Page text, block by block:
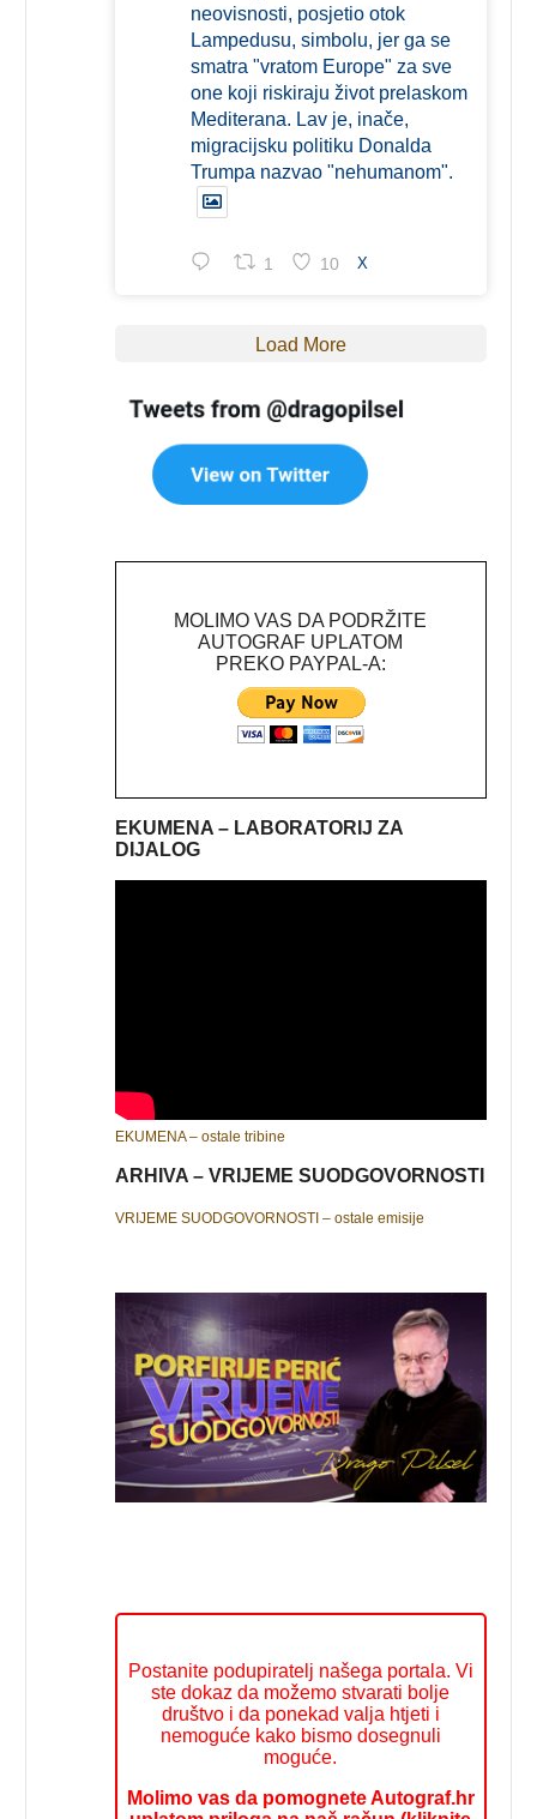
neovisnosti, posjetio otok
Lampedusu, simbolu, jer ga se
smatra "vratom Europe" za sve
one koji riskiraju život prelaskom
Mediterana. Lav je, inače,
migracijsku politiku Donalda
Trumpa nazvao "nehumanom".
1 10 X
Load More
MOLIMO VAS DA PODRŽITE
AUTOGRAF UPLATOM
PREKO PAYPAL-A:
EKUMENA – LABORATORIJ ZA
DIJALOG
EKUMENA – ostale tribine
ARHIVA – VRIJEME SUODGOVORNOSTI
VRIJEME SUODGOVORNOSTI – ostale emisije
Postanite podupiratelj našega portala. Vi
ste dokaz da možemo stvarati bolje
društvo i da ponekad valja htjeti i
nemoguće kako bismo dosegnuli
moguće.
Molimo vas da pomognete Autograf.hr